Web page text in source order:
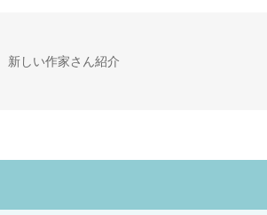
新しい作家さん紹介